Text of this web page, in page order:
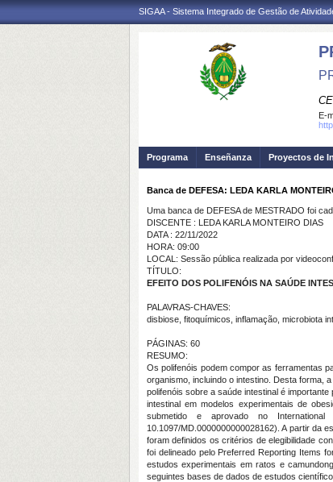
SIGAA - Sistema Integrado de Gestão de
E-
Programa Enseñanza Proyectos de
Banca de DEFESA: LEDA KARLA
Uma banca de DEFESA de MESTRADO foi
DISCENTE : LEDA KARLA MONTEIRO DIAS
DATA : 22/11/2022
HORA: 09:00
LOCAL: Sessão pública realizada por
TÍTULO:
EFEITO DOS POLIFENÓIS NA SAÚDE
PALAVRAS-CHAVES:
disbiose, fitoquímicos, inflamação, microbiota
PÁGINAS: 60
RESUMO:
Os polifenóis podem compor as ferramentas
organismo, incluindo o intestino. Desta forma,
polifenóis sobre a saúde intestinal é
intestinal em modelos experimentais de
submetido e aprovado no International
10.1097/MD.0000000000028162). A partir da
foram definidos os critérios de elegibilidade
foi delineado pelo Preferred Reporting Items
estudos experimentais em ratos e
seguintes bases de dados de estudos